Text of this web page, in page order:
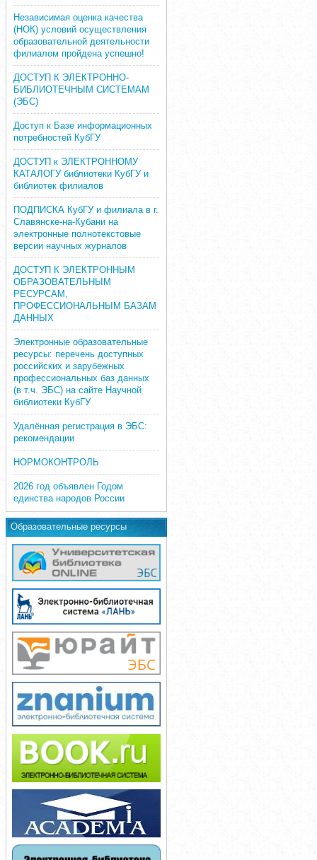
Независимая оценка качества
(НОК) условий осуществления
образовательной деятельности
филиалом пройдена успешно!
ДОСТУП К ЭЛЕКТРОННО-
БИБЛИОТЕЧНЫМ СИСТЕМАМ
(ЭБС)
Доступ к Базе информационных
потребностей КубГУ
ДОСТУП к ЭЛЕКТРОННОМУ
КАТАЛОГУ библиотеки КубГУ и
библиотек филиалов
ПОДПИСКА КубГУ и филиала в г.
Славянске-на-Кубани на
электронные полнотекстовые
версии научных журналов
ДОСТУП К ЭЛЕКТРОННЫМ
ОБРАЗОВАТЕЛЬНЫМ
РЕСУРСАМ,
ПРОФЕССИОНАЛЬНЫМ БАЗАМ
ДАННЫХ
Электронные образовательные
ресурсы: перечень доступных
российских и зарубежных
профессиональных баз данных
(в т.ч. ЭБС) на сайте Научной
библиотеки КубГУ
Удалённая регистрация в ЭБС:
рекомендации
НОРМОКОНТРОЛЬ
2026 год объявлен Годом
единства народов России
Образовательные ресурсы